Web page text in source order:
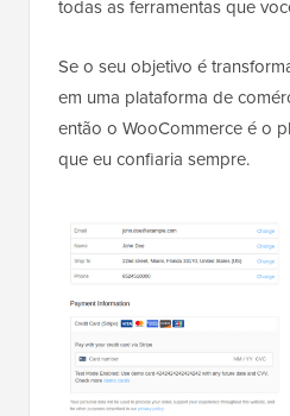
todas as ferramentas que
Se o seu objetivo é
em uma plataforma de
então o WooCommerce é o
que eu confiaria sempre.